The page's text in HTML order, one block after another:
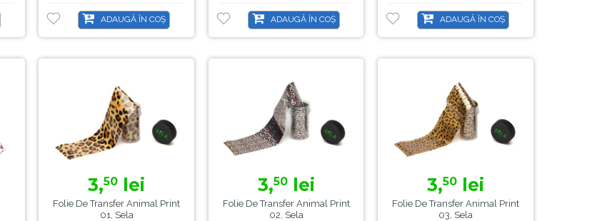
ADAUGĂ ÎN COȘ ADAUGĂ ÎN COȘ ADAUGĂ ÎN COȘ
3,50 lei
Folie De Transfer Animal Print
01, Sela
3,50lei
Folie De Transfer Animal Print
02, Sela
3,50 lei
Folie De Transfer Animal Print
03, Sela